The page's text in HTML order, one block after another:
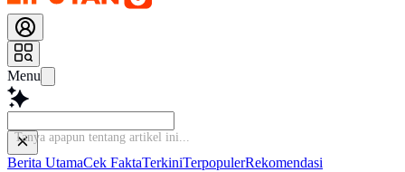
Menu
Tanya
Berita UtamaCek FaktaTerkiniTerpopulerRekomendasi